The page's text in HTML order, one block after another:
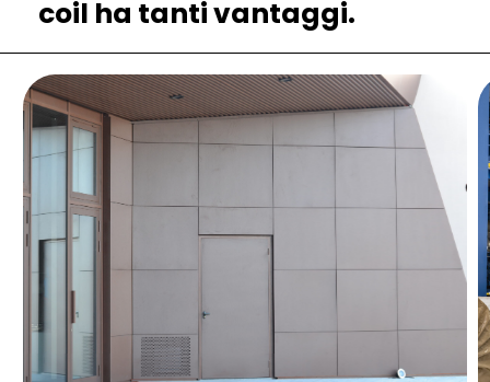
coil ha tanti vantaggi.